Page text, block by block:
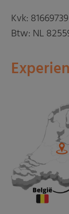
Kvk: 81669739
Btw: NL